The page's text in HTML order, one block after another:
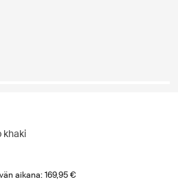
khaki
aikana: 169,95 €